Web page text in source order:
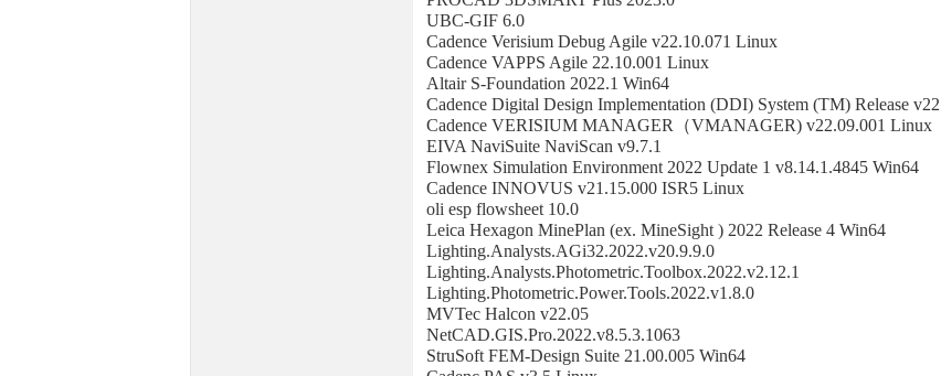
UBC-GIF 6.0
Cadence Verisium Debug Agile v22.10.071 Linux
Cadence VAPPS Agile 22.10.001 Linux
Altair S-Foundation 2022.1 Win64
Cadence Digital Design Implementation (DDI) System (TM) Release
Cadence VERISIUM MANAGER（VMANAGER) v22.09.001 Linux
EIVA NaviSuite NaviScan v9.7.1
Flownex Simulation Environment 2022 Update 1 v8.14.1.4845 Win64
Cadence INNOVUS v21.15.000 ISR5 Linux
oli esp flowsheet 10.0
Leica Hexagon MinePlan (ex. MineSight ) 2022 Release 4 Win64
Lighting.Analysts.AGi32.2022.v20.9.9.0
Lighting.Analysts.Photometric.Toolbox.2022.v2.12.1
Lighting.Photometric.Power.Tools.2022.v1.8.0
MVTec Halcon v22.05
NetCAD.GIS.Pro.2022.v8.5.3.1063
StruSoft FEM-Design Suite 21.00.005 Win64